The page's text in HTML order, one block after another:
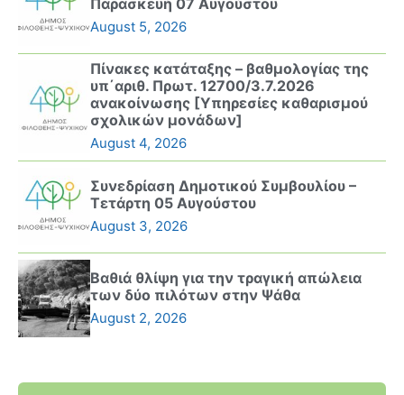
August 5, 2026
Πίνακες κατάταξης – βαθμολογίας της
υπ΄αριθ. Πρωτ. 12700/3.7.2026
ανακοίνωσης [Υπηρεσίες καθαρισμού
σχολικών μονάδων]
August 4, 2026
Συνεδρίαση Δημοτικού Συμβουλίου –
Τετάρτη 05 Αυγούστου
August 3, 2026
Βαθιά θλίψη για την τραγική απώλεια
των δύο πιλότων στην Ψάθα
August 2, 2026